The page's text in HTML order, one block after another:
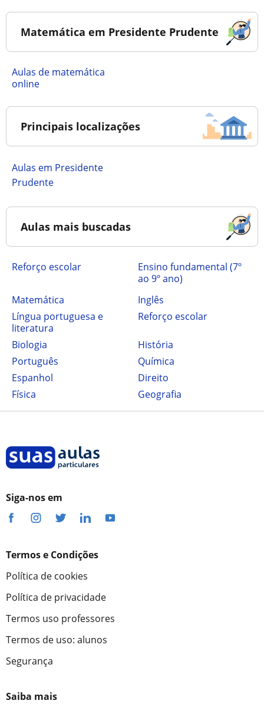
Matemática em Presidente Prudente
Aulas de matemática
online
Principais localizações
Aulas em Presidente
Prudente
Aulas mais buscadas
Reforço escolar
ensino fundamental (7º
ao 9º ano)
Matemática
Inglês
Língua portuguesa e
literatura
Reforço escolar
Biologia
História
Português
Química
Espanhol
Direito
Física
Geografia
Siga-nos em
Termos e Condições
Política de cookies
Política de privacidade
Termos uso professores
Termos de uso: alunos
Segurança
Saiba mais